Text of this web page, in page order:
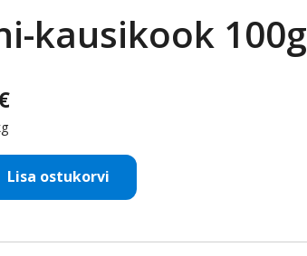
kausikook 100g
Lisa ostukorvi
toode
Lisa toode